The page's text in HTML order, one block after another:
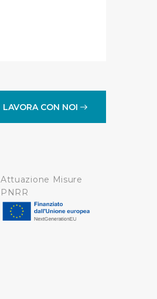
LAVORA CON NOI
Attuazione Misure
PNRR